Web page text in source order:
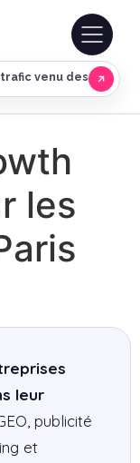
venu des
les
leur
publicité
et